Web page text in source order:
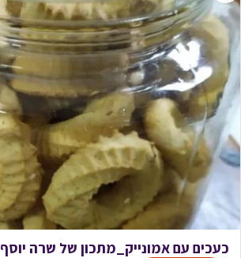
כעכים עם אמונייק_מתכון של שרה יוסף